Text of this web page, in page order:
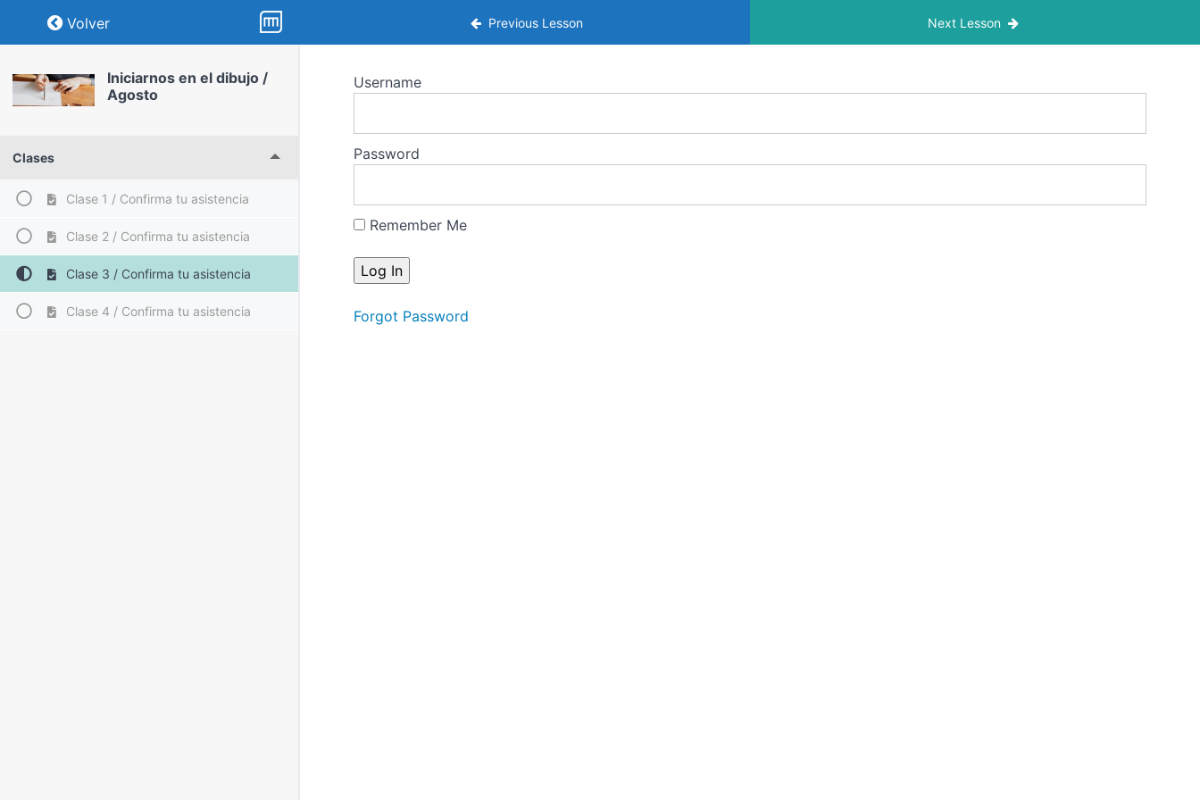
Return to course: Iniciarnos en el dibujo / Agosto
Volver Previous Lesson Next Lesson
Iniciarnos en el dibujo /
Agosto
Clases
Clase 1 / Confirma tu asistencia
Clase 2 / Confirma tu asistencia
Clase 3 / Confirma tu asistencia
Clase 4 / Confirma tu asistencia
Username
Password
Remember Me
Forgot Password